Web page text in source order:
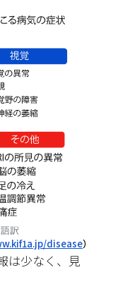
disease）
は少なく、見